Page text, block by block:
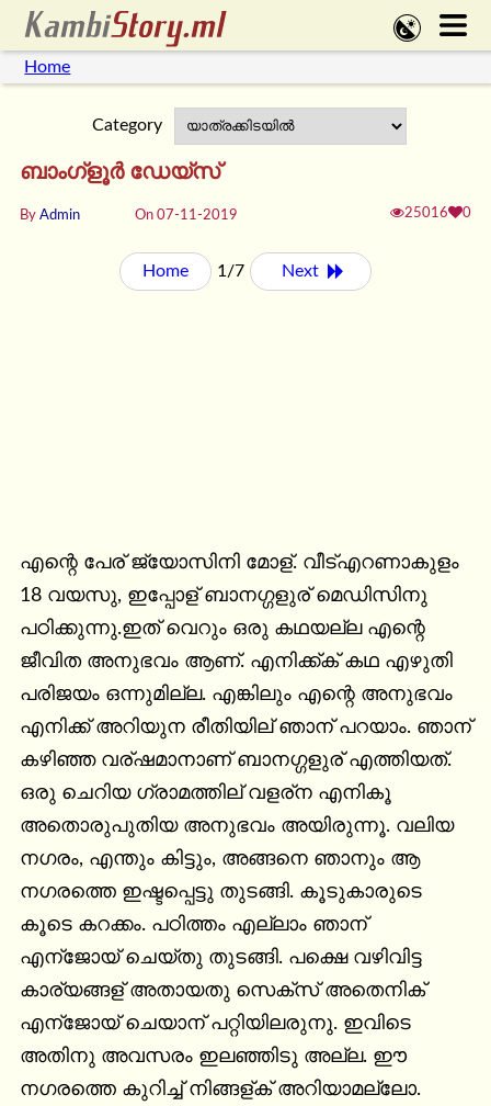
Home
Category
ബാംഗ്ളൂർ ഡേയ്സ്
By Admin On 07-11-2019 25016 0
Home 1/7 Next
എന്റെ പേര് ജ്യോസിനി മോള്. വീട്എറണാകുളം
18 വയസു, ഇപ്പോള് ബാനഗ്ഗളുര് മെഡിസിനു
പഠിക്കുന്നു.ഇത് വെറും ഒരു കഥയല്ല എന്റെ
ജീവിത അനുഭവം ആണ്. എനിക്ക്ക് കഥ എഴുതി
പരിജയം ഒന്നുമില്ല. എങ്കിലും എന്റെ അനുഭവം
എനിക്ക് അറിയുന രീതിയില് ഞാന് പറയാം. ഞാന്
കഴിഞ്ഞ വര്ഷമാനാണ് ബാനഗ്ഗളുര് എത്തിയത്.
ഒരു ചെറിയ ഗ്രാമത്തില് വളര്ന എനികൂ
അതൊരുപുതിയ അനുഭവം അയിരുന്നൂ. വലിയ
നഗരം, എന്തും കിട്ടും, അങ്ങനെ ഞാനും ആ
നഗരത്തെ ഇഷ്ടപ്പെട്ടു തുടങ്ങി. കൂടുകാരുടെ
കൂടെ കറക്കം. പഠിത്തം എല്ലാം ഞാന്
എന്ജോയ് ചെയ്തു തുടങ്ങി. പക്ഷെ വഴിവിട്ട
കാര്യങ്ങള് അതായതു സെക്സ് അതെനിക്
എന്ജോയ് ചെയാന് പറ്റിയിലരുനു. ഇവിടെ
അതിനു അവസരം ഇലഞ്ഞിടു അല്ല. ഈ
നഗരത്തെ കുറിച്ച് നിങ്ങള്ക് അറിയാമല്ലോ.